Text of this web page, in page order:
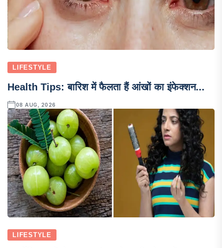
LIFESTYLE
Health Tips: बारिश में फैलता हैं आंखों का इंफेक्शन...
08 AUG, 2026
LIFESTYLE